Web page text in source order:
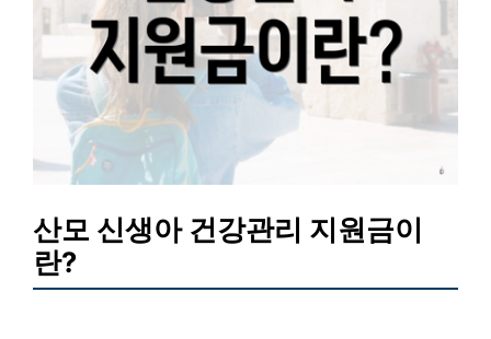
산모 신생아 건강관리 지원금이
란?